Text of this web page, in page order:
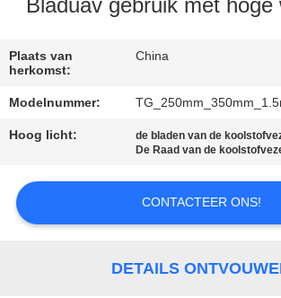
CITAAT
SITEMAP
Bladuav gebruik met hoge
Plaats van
herkomst:
China
Modelnummer:
Hoog licht: de bladen van de
De Raad van de
CONTACTEER ONS!
DETAILS